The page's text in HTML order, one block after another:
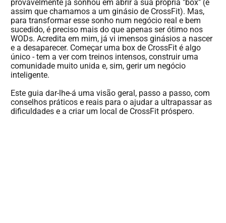
provavelmente já sonhou em abrir a sua própria "box" (é
assim que chamamos a um ginásio de CrossFit). Mas,
para transformar esse sonho num negócio real e bem
sucedido, é preciso mais do que apenas ser ótimo nos
WODs. Acredita em mim, já vi imensos ginásios a nascer
e a desaparecer. Começar uma box de CrossFit é algo
único - tem a ver com treinos intensos, construir uma
comunidade muito unida e, sim, gerir um negócio
inteligente.
Este guia dar-lhe-á uma visão geral, passo a passo, com
conselhos práticos e reais para o ajudar a ultrapassar as
dificuldades e a criar um local de CrossFit próspero.